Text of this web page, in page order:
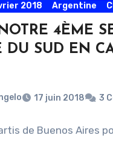
2018
Argentine
4ÈME
DU SUD EN
17 juin 2018 3
de Buenos Aires